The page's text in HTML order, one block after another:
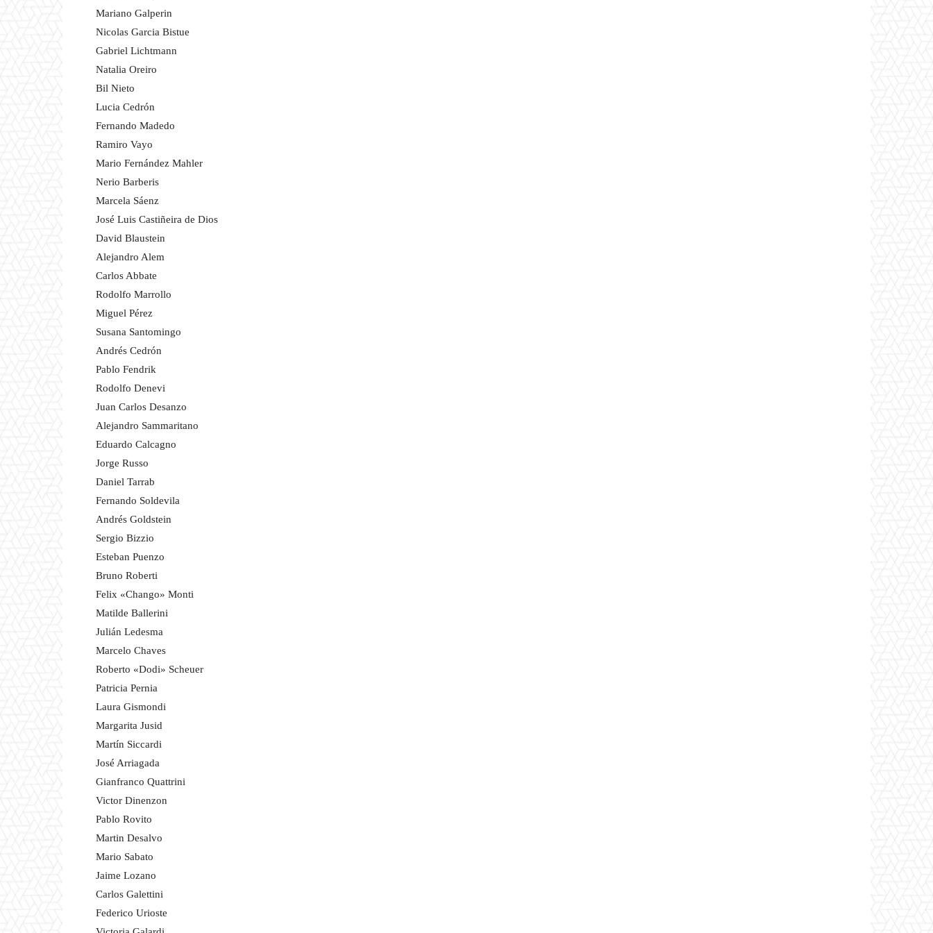
Mariano Galperin
Nicolas Garcia Bistue
Gabriel Lichtmann
Natalia Oreiro
Bil Nieto
Lucia Cedrón
Fernando Madedo
Ramiro Vayo
Mario Fernández Mahler
Nerio Barberis
Marcela Sáenz
José Luis Castiñeira de Dios
David Blaustein
Alejandro Alem
Carlos Abbate
Rodolfo Marrollo
Miguel Pérez
Susana Santomingo
Andrés Cedrón
Pablo Fendrik
Rodolfo Denevi
Juan Carlos Desanzo
Alejandro Sammaritano
Eduardo Calcagno
Jorge Russo
Daniel Tarrab
Fernando Soldevila
Andrés Goldstein
Sergio Bizzio
Esteban Puenzo
Bruno Roberti
Felix «Chango» Monti
Matilde Ballerini
Julián Ledesma
Marcelo Chaves
Roberto «Dodi» Scheuer
Patricia Pernia
Laura Gismondi
Margarita Jusid
Martín Siccardi
José Arriagada
Gianfranco Quattrini
Victor Dinenzon
Pablo Rovito
Martin Desalvo
Mario Sabato
Jaime Lozano
Carlos Galettini
Federico Urioste